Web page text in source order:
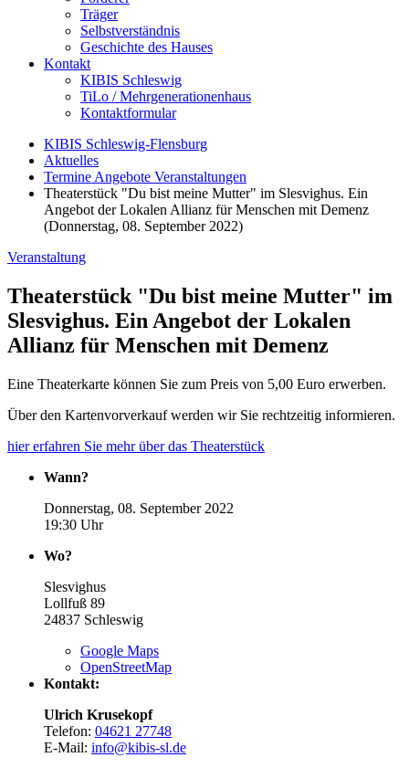
Träger
Selbstverständnis
Geschichte des Hauses
Kontakt
KIBIS Schleswig
TiLo / Mehrgenerationenhaus
Kontaktformular
KIBIS Schleswig-Flensburg
Aktuelles
Termine Angebote Veranstaltungen
Theaterstück "Du bist meine Mutter" im Slesvighus. Ein
Angebot der Lokalen Allianz für Menschen mit Demenz
(Donnerstag, 08. September 2022)
Veranstaltung
Theaterstück "Du bist meine Mutter" im
Slesvighus. Ein Angebot der Lokalen
Allianz für Menschen mit Demenz
Eine Theaterkarte können Sie zum Preis von 5,00 Euro erwerben.
Über den Kartenvorverkauf werden wir Sie rechtzeitig informieren.
hier erfahren Sie mehr über das Theaterstück
Wann?
Donnerstag, 08. September 2022
19:30 Uhr
Wo?
Slesvighus
Lollfuß 89
24837 Schleswig
Google Maps
OpenStreetMap
Kontakt:
Ulrich Krusekopf
Telefon: 04621 27748
E-Mail: info@kibis-sl.de